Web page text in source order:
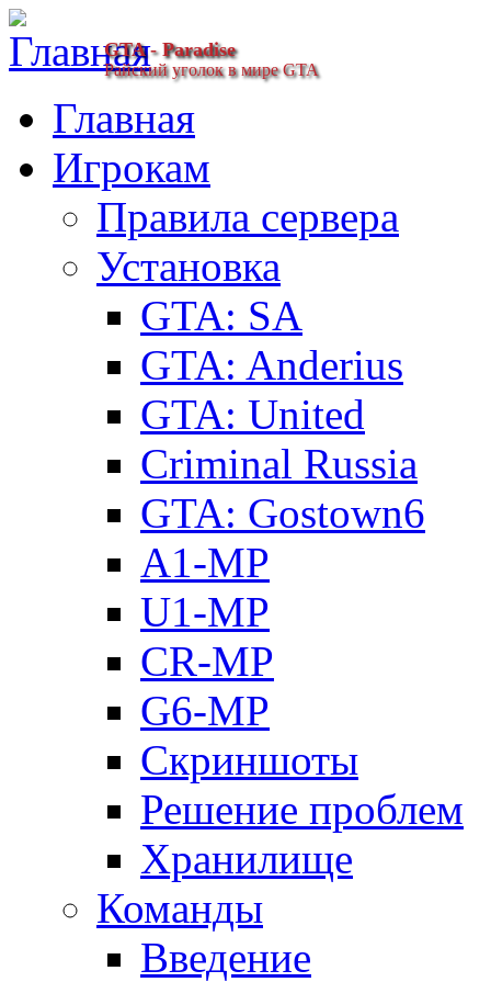
GTA - Paradise
Райский уголок в мире GTA
Главная
Игрокам
Правила сервера
Установка
GTA: SA
GTA: Anderius
GTA: United
Criminal Russia
GTA: Gostown6
A1-MP
U1-MP
CR-MP
G6-MP
Скриншоты
Решение проблем
Хранилище
Команды
Введение